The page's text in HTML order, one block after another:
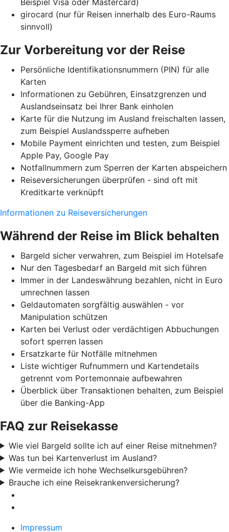
girocard (nur für Reisen innerhalb des Euro-Raums
sinnvoll)
Zur Vorbereitung vor der Reise
Persönliche Identifikationsnummern (PIN) für alle
Karten
Informationen zu Gebühren, Einsatzgrenzen und
Auslandseinsatz bei Ihrer Bank einholen
Karte für die Nutzung im Ausland freischalten lassen,
zum Beispiel Auslandssperre aufheben
Mobile Payment einrichten und testen, zum Beispiel
Apple Pay, Google Pay
Notfallnummern zum Sperren der Karten abspeichern
Reiseversicherungen überprüfen - sind oft mit
Kreditkarte verknüpft
Informationen zu Reiseversicherungen
Während der Reise im Blick behalten
Bargeld sicher verwahren, zum Beispiel im Hotelsafe
Nur den Tagesbedarf an Bargeld mit sich führen
Immer in der Landeswährung bezahlen, nicht in Euro
umrechnen lassen
Geldautomaten sorgfältig auswählen - vor
Manipulation schützen
Karten bei Verlust oder verdächtigen Abbuchungen
sofort sperren lassen
Ersatzkarte für Notfälle mitnehmen
Liste wichtiger Rufnummern und Kartendetails
getrennt vom Portemonnaie aufbewahren
Überblick über Transaktionen behalten, zum Beispiel
über die Banking-App
FAQ zur Reisekasse
Wie viel Bargeld sollte ich auf einer Reise mitnehmen?
Was tun bei Kartenverlust im Ausland?
Wie vermeide ich hohe Wechselkursgebühren?
Brauche ich eine Reisekrankenversicherung?
Impressum